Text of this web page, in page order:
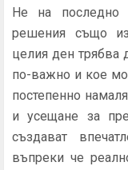
Не на последно
решения също
целия ден трябва
по-важно и кое
постепенно
и усещане за
създават
въпреки че